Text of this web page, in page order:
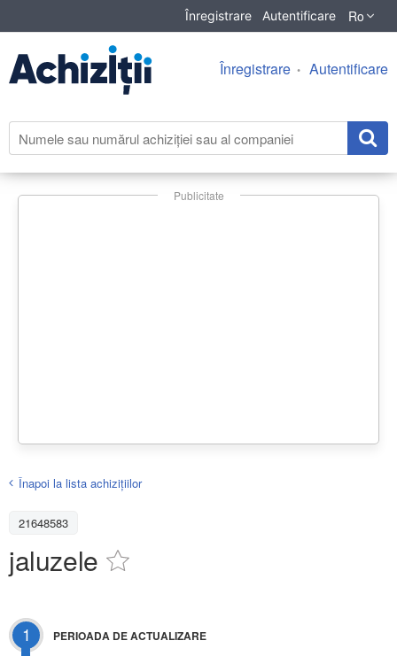
Înregistrare Autentificare Ro
Înregistrare Autentificare
Publicitate
Înapoi la lista achiziţiilor
21648583
jaluzele
1 PERIOADA DE ACTUALIZARE